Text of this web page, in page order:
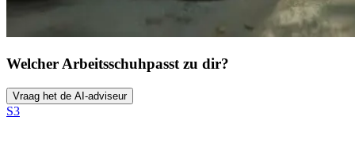
Welcher Arbeitsschuhpasst zu dir?
Vraag het de AI-adviseur
S3